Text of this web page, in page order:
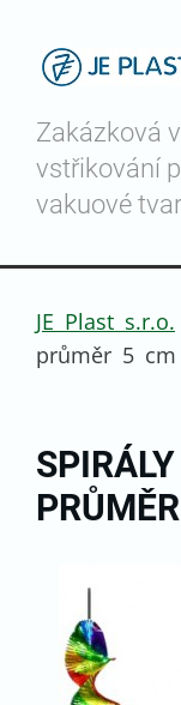
Zakázková
vstřikování
vakuové
JE Plast s.r.o.
průměr 5 cm